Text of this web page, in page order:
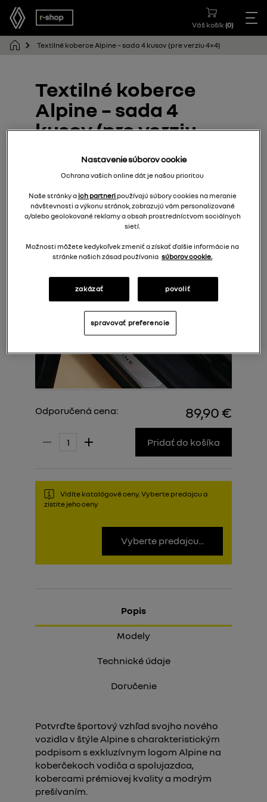
Váš košík (0)
Textilné koberce Alpine – sada 4 kusov (pre verziu 4×4)
Textilné koberce
Alpine – sada 4
kusov (pre verziu
749M65199R
Odporučená cena: 89,90 €
Pridať do košíka
Vidíte katalógové ceny. Vyberte predajcu a
zistite jeho ceny
Vyberte predajcu...
Popis
Modely
Technické údaje
Doručenie
Potvrďte športový vzhľad svojho nového
vozidla v štýle Alpine s charakteristickým
podpisom s exkluzívnym logom Alpine na
koberčekoch vodiča a spolujazdca,
kobercami prémiovej kvality a modrým
prešívaním.
Nastavenie súborov cookie
Ochrana vašich online dát je našou prioritou
Naše stránky a ich partneri používajú súbory cookies na meranie
návštevnosti a výkonu stránok, zobrazujú vám personalizované
a/alebo geolokované reklamy a obsah prostredníctvom sociálnych
sietí.
Možnosti môžete kedykoľvek zmeniť a získať ďalšie informácie na
stránke našich zásad používania súborov cookie.
zakázať povoliť
spravovať preferencie